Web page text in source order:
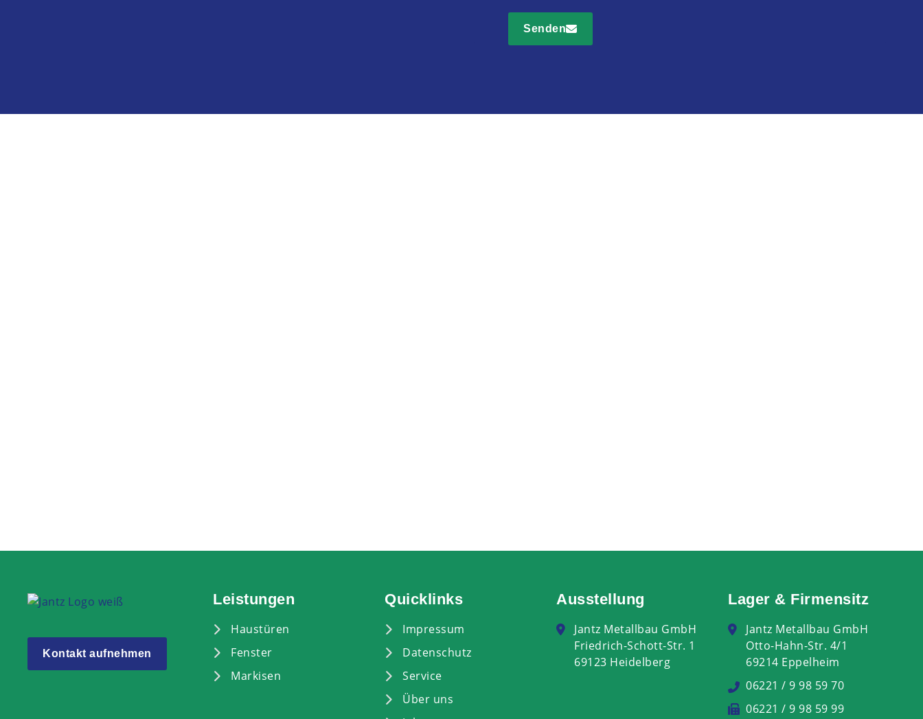
Senden
Kontakt aufnehmen
Leistungen
Haustüren
Fenster
Markisen
Quicklinks
Impressum
Datenschutz
Service
Über uns
Ausstellung
Jantz Metallbau GmbH
Friedrich-Schott-Str. 1
69123 Heidelberg
Lager & Firmensitz
Jantz Metallbau GmbH
Otto-Hahn-Str. 4/1
69214 Eppelheim
06221 / 9 98 59 70
06221 / 9 98 59 99